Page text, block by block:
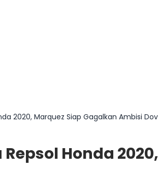
2020, Marquez Siap Gagalkan Ambisi
Honda